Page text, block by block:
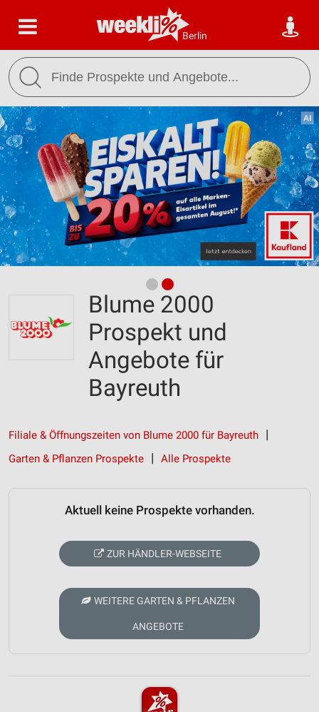
Berlin
Blume 2000
Prospekt und
Angebote für
Bayreuth
Filiale & Öffnungszeiten von Blume 2000 für Bayreuth
Garten & Pflanzen Prospekte
Alle Prospekte
Aktuell keine Prospekte vorhanden.
ZUR HÄNDLER-WEBSEITE
WEITERE GARTEN & PFLANZEN
ANGEBOTE